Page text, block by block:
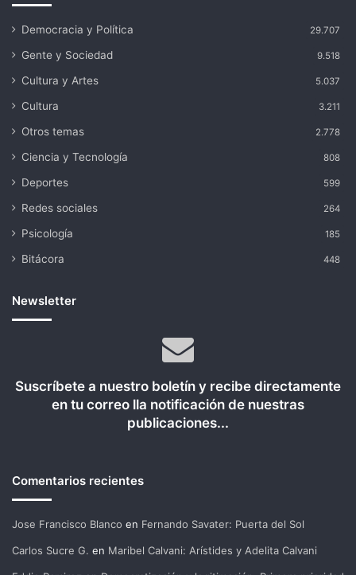
Democracia y Política 29.707
Gente y Sociedad 9.518
Cultura y Artes 5.037
Cultura 3.211
Otros temas 2.778
Ciencia y Tecnología 808
Deportes 599
Redes sociales 264
Psicología 185
Bitácora 448
Newsletter
Suscríbete a nuestro boletín y recibe directamente
en tu correo lla notificación de nuestras
publicaciones...
Comentarios recientes
Jose Francisco Blanco en Fernando Savater: Puerta del Sol
Carlos Sucre G. en Maribel Calvani: Arístides y Adelita Calvani